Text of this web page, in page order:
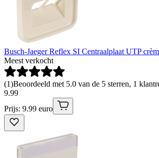
Busch-Jaeger Reflex SI Centraalplaat UTP
Meest verkocht
(1)Beoordeeld met 5.0 van de 5 sterren, 1
9.99
Prijs: 9.99 euro